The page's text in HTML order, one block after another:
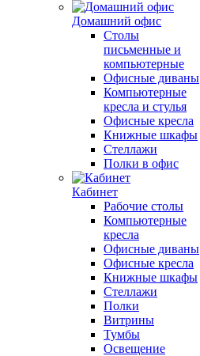
Домашний офис
Столы
письменные и
компьютерные
Офисные диваны
Компьютерные
кресла и стулья
Офисные кресла
Книжные шкафы
Стеллажи
Полки в офис
Кабинет
Рабочие столы
Компьютерные
кресла
Офисные диваны
Офисные кресла
Книжные шкафы
Стеллажи
Полки
Витрины
Тумбы
Освещение